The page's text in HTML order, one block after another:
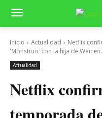
Inicio Actualidad
Netflix
'Monstruo' con la hija de
Actualidad
Netflix